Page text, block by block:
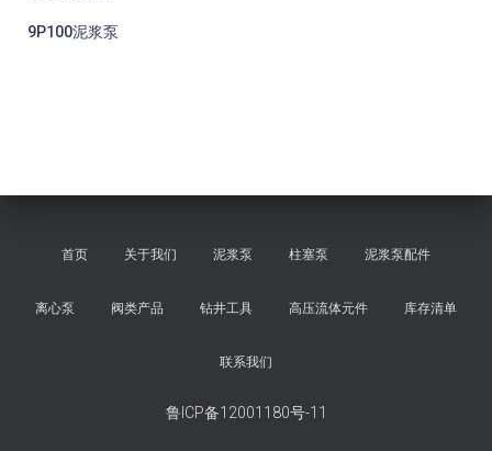
9P100泥浆泵
首页 关于我们 泥浆泵 柱塞泵 泥浆泵配件
离心泵 阀类产品 钻井工具 高压流体元件 库存清单
联系我们
鲁ICP备12001180号-11